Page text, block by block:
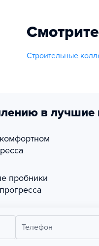
Строительные
в лучшие
пробники
Телефон